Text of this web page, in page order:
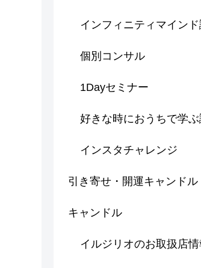
インフィニティマイン
個別コンサル
1Dayセミナー
好きな時におうちで学
インスタチャレンジ
引き寄せ・開運キャンドル
キャンドル
イルジリオのお取扱店情